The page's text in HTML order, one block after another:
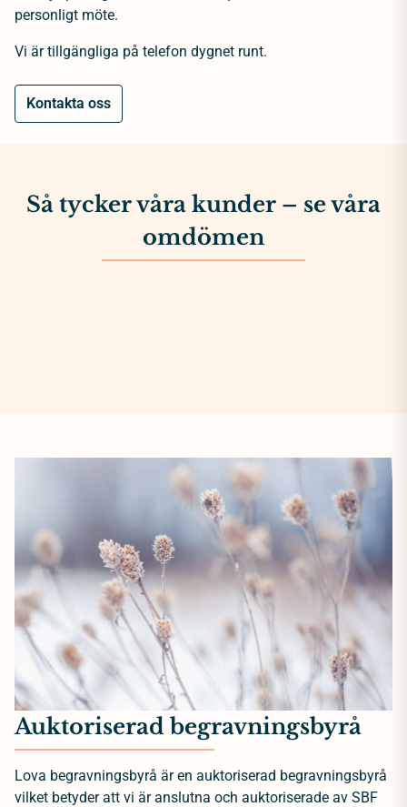
personligt möte.
Vi är tillgängliga på telefon dygnet runt.
Kontakta oss
Så tycker våra kunder – se våra
omdömen
Auktoriserad begravningsbyrå
Lova begravningsbyrå är en auktoriserad begravningsbyrå
vilket betyder att vi är anslutna och auktoriserade av SBF